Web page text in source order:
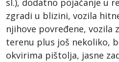
sl.), dodatno pojačanje u
zgradi u blizini, vozila
njihove povređene, vozila
terenu plus još nekoliko,
okvirima pištolja, jasne